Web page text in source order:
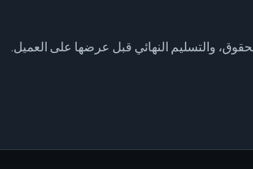
والتسليم النهائي قبل عرضها على العميل.